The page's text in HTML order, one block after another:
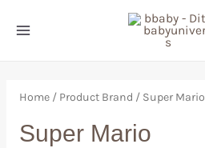
Home/ Product Brand / Super Mario
Super Mario